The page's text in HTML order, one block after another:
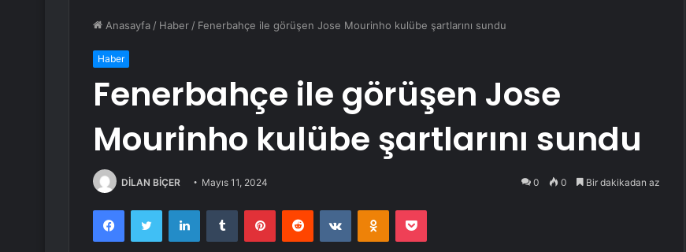
Anasayfa / Haber / Fenerbahçe ile görüşen Jose Mourinho kulübe şartlarını sundu
Haber
Fenerbahçe ile görüşen Jose
Mourinho kulübe şartlarını sundu
DİLAN BİÇER Mayıs 11, 2024 0 0 Bir dakikadan az
FacebookTwitter LinkedInTumblr PinterestReddit VKontakteOdnoklassniki
Pocket